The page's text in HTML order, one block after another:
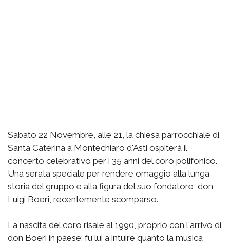
Sabato 22 Novembre, alle 21, la chiesa parrocchiale di
Santa Caterina a Montechiaro d'Asti ospiterà il
concerto celebrativo per i 35 anni del coro polifonico.
Una serata speciale per rendere omaggio alla lunga
storia del gruppo e alla figura del suo fondatore, don
Luigi Boeri, recentemente scomparso.
La nascita del coro risale al 1990, proprio con l'arrivo di
don Boeri in paese: fu lui a intuire quanto la musica